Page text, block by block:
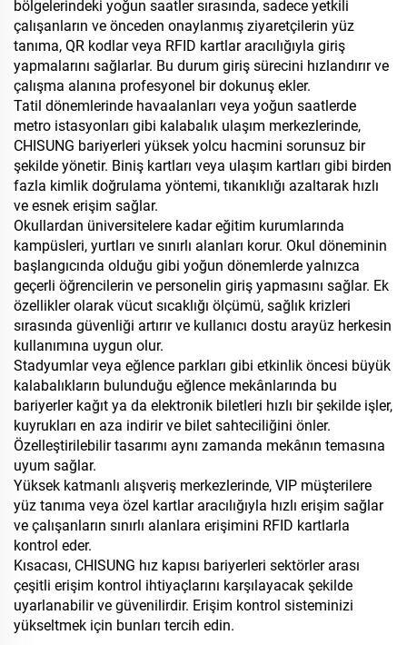
bölgelerindeki yoğun saatler sırasında, sadece yetkili
çalışanların ve önceden onaylanmış ziyaretçilerin yüz
tanıma, QR kodlar veya RFID kartlar aracılığıyla giriş
yapmalarını sağlarlar. Bu durum giriş sürecini hızlandırır ve
çalışma alanına profesyonel bir dokunuş ekler.
Tatil dönemlerinde havaalanları veya yoğun saatlerde
metro istasyonları gibi kalabalık ulaşım merkezlerinde,
CHISUNG bariyerleri yüksek yolcu hacmini sorunsuz bir
şekilde yönetir. Biniş kartları veya ulaşım kartları gibi birden
fazla kimlik doğrulama yöntemi, tıkanıklığı azaltarak hızlı
ve esnek erişim sağlar.
Okullardan üniversitelere kadar eğitim kurumlarında
kampüsleri, yurtları ve sınırlı alanları korur. Okul döneminin
başlangıcında olduğu gibi yoğun dönemlerde yalnızca
geçerli öğrencilerin ve personelin giriş yapmasını sağlar. Ek
özellikler olarak vücut sıcaklığı ölçümü, sağlık krizleri
sırasında güvenliği artırır ve kullanıcı dostu arayüz herkesin
kullanımına uygun olur.
Stadyumlar veya eğlence parkları gibi etkinlik öncesi büyük
kalabalıkların bulunduğu eğlence mekânlarında bu
bariyerler kağıt ya da elektronik biletleri hızlı bir şekilde işler,
kuyrukları en aza indirir ve bilet sahteciliğini önler.
Özelleştirilebilir tasarımı aynı zamanda mekânın temasına
uyum sağlar.
Yüksek katmanlı alışveriş merkezlerinde, VIP müşterilere
yüz tanıma veya özel kartlar aracılığıyla hızlı erişim sağlar
ve çalışanların sınırlı alanlara erişimini RFID kartlarla
kontrol eder.
Kısacası, CHISUNG hız kapısı bariyerleri sektörler arası
çeşitli erişim kontrol ihtiyaçlarını karşılayacak şekilde
uyarlanabilir ve güvenilirdir. Erişim kontrol sisteminizi
yükseltmek için bunları tercih edin.